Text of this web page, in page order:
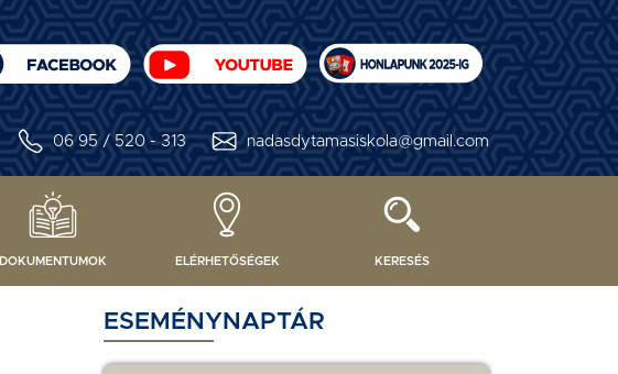
06 95 / 520 - 313 nadasdytamasiskola@gmail.com
DOKUMENTUMOK ELÉRHETŐSÉGEK KERESÉS
ESEMÉNYNAPTÁR